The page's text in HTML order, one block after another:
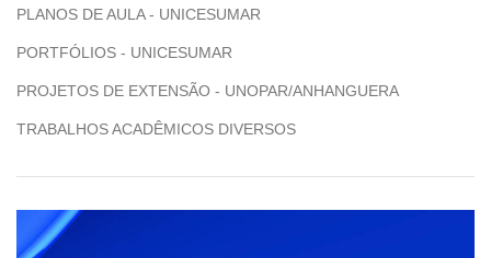
PLANOS DE AULA - UNICESUMAR
PORTFÓLIOS - UNICESUMAR
PROJETOS DE EXTENSÃO - UNOPAR/ANHANGUERA
TRABALHOS ACADÊMICOS DIVERSOS